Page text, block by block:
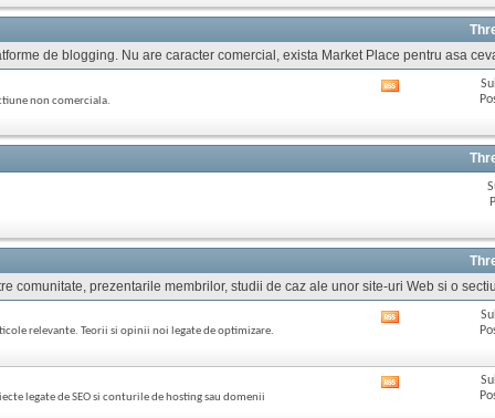
ul
forum
de blogging. Nu are caracter comercial, exista Market Place pentru asa
non comerciala.
ul
forum
comunitate, prezentarile membrilor, studii de caz ale unor site-uri Web si o
relevante. Teorii si opinii noi legate de optimizare.
ul
legate de SEO si conturile de hosting sau domenii